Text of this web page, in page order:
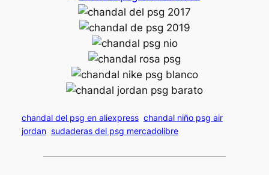
chandal del psg en aliexpress chandal niño psg air
jordan sudaderas del psg mercadolibre